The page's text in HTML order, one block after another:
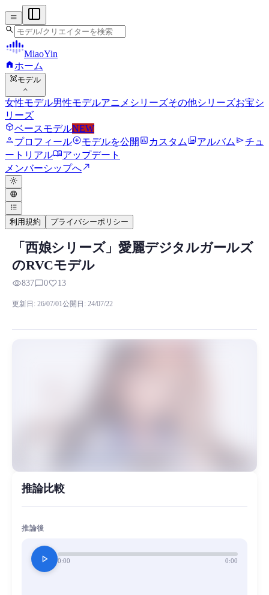
menu
search
MiaoYin
home ホーム
view_in_arモデル
expand_more
女性モデル男性モデルアニメシリーズその他シリーズお宝シ
リーズ
deployed_codeベースモデルNEW
person プロフィールadd_circleモデルを公開 assessment カスタムphoto_libraryアルバム sendチュ
ートリアルmenu_bookアップデート
メンバーシップへnorth_east
light_mode
language
format_list_bulleted
利用規約 プライバシーポリシー
RVC RVCボイスモデル
RVC RVCボイスモデルの試聴、モデル詳細、ダウンロード
「本日より、セーリングガールズシリーズのアップデート
ダウンロード, 無料, 女性RVC, 若い少女, モデル, アイリデジ
「西娘シリーズ」愛麗デジタルガールズ
のRVCモデル
visibility837chat_bubble_outline0favorite13
更新日 : 26/07/01公開日 : 24/07/22
推論比較
推論後
play_arrow 0:00 0:00